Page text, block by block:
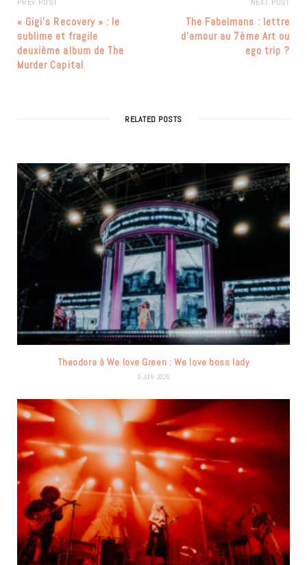
PREV POST
« Gigi’s Recovery » : le
sublime et fragile
deuxième album de The
Murder Capital
NEXT POST
The Fabelmans : lettre
d’amour au 7ème Art ou
ego trip ?
RELATED POSTS
Theodora à We love Green : We love boss lady
9 JUIN 2026